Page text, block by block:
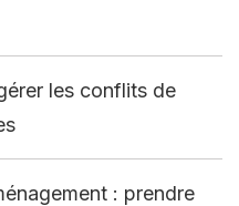
les conflits de
: prendre